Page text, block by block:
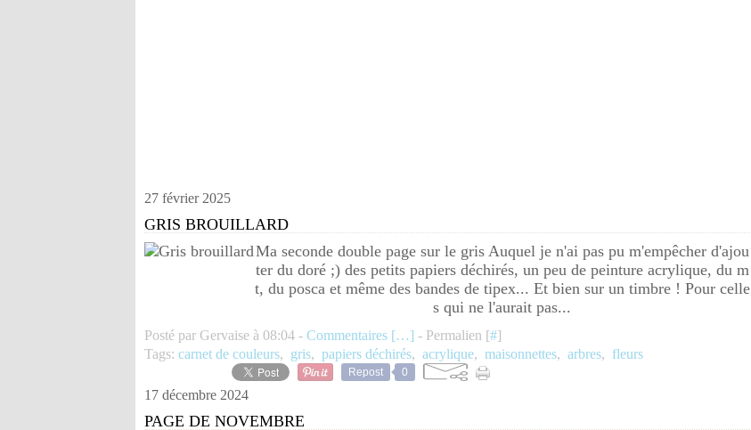
27 février 2025
GRIS BROUILLARD
Ma seconde double page sur le gris Auquel je n'ai pas pu m'empêcher d'ajou
ter du doré ;) des petits papiers déchirés, un peu de peinture acrylique, du m
t, du posca et même des bandes de tipex... Et bien sur un timbre ! Pour celle
s qui ne l'aurait pas...
Posté par Gervaise à 08:04 - Commentaires […] - Permalien [#]
Tags: carnet de couleurs, gris, papiers déchirés, acrylique, maisonnettes, arbres, fleurs
Repost 0
17 décembre 2024
PAGE DE NOVEMBRE